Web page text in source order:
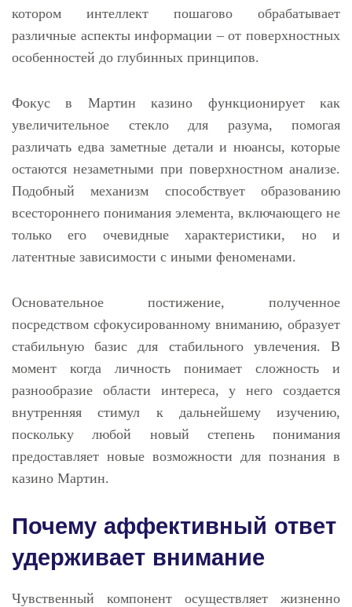
котором интеллект пошагово обрабатывает
различные аспекты информации – от поверхностных
особенностей до глубинных принципов.
Фокус в Мартин казино функционирует как
увеличительное стекло для разума, помогая
различать едва заметные детали и нюансы, которые
остаются незаметными при поверхностном анализе.
Подобный механизм способствует образованию
всестороннего понимания элемента, включающего не
только его очевидные характеристики, но и
латентные зависимости с иными феноменами.
Основательное постижение, полученное
посредством сфокусированному вниманию, образует
стабильную базис для стабильного увлечения. В
момент когда личность понимает сложность и
разнообразие области интереса, у него создается
внутренняя стимул к дальнейшему изучению,
поскольку любой новый степень понимания
предоставляет новые возможности для познания в
казино Мартин.
Почему аффективный ответ
удерживает внимание
Чувственный компонент осуществляет жизненно